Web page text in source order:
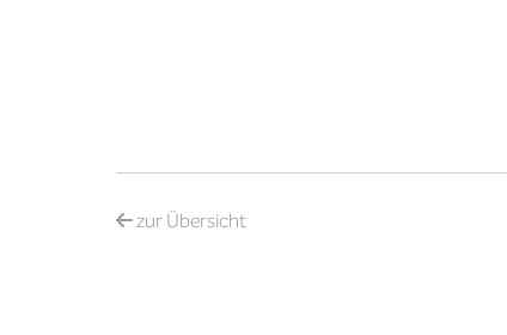
zurÜbersicht